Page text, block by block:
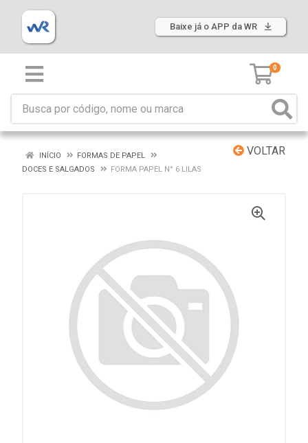
Baixe já o APP da WR
0
VOLTAR
INÍCIO
FORMAS DE PAPEL
DOCES E SALGADOS
FORMA PAPEL N° 6 LILAS